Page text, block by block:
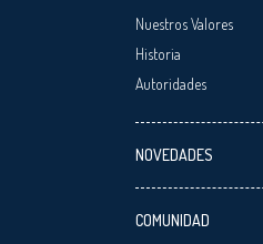
Nuestros Valores
Historia
Autoridades
NOVEDADES
COMUNIDAD